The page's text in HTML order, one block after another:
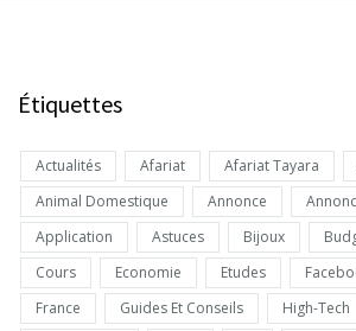
Étiquettes
Actualités Afariat Afariat Tayara
Animal Domestique
Annonce
Application
Astuces Bijoux
Cours
Economie Etudes
France
Guides Et Conseils High-Tech